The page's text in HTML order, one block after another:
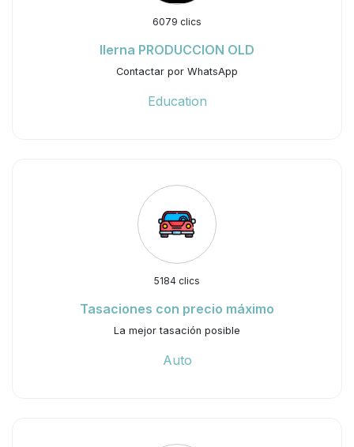
6079 clics
Ilerna PRODUCCION OLD
Contactar por WhatsApp
Education
5184 clics
Tasaciones con precio máximo
La mejor tasación posible
Auto